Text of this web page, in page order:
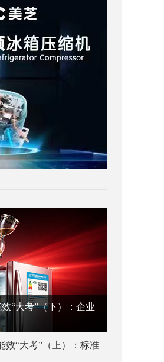
“大考”（下）：企业
效“大考”（上）：标准